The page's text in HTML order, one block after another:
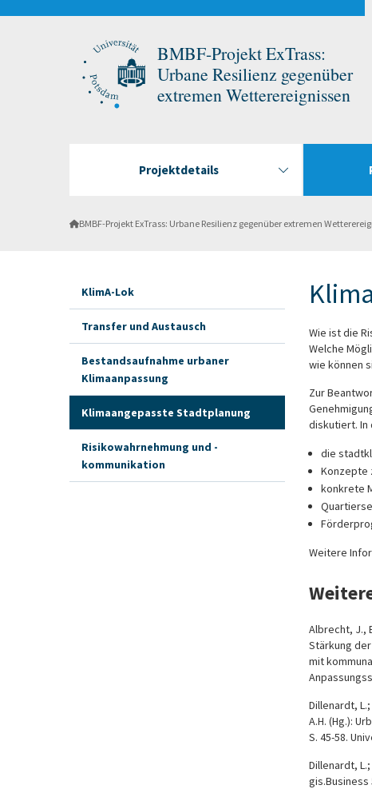
BMBF-Projekt ExTrass:
Urbane Resilienz gegenüber
extremen Wetterereignissen
Projektdetails
BMBF-Projekt ExTrass: Urbane Resilienz gegenüber extremen
KlimA-Lok
Transfer und Austausch
Bestandsaufnahme urbaner
Klimaanpassung
Klimaangepasste Stadtplanung
Risikowahrnehmung und -
kommunikation
Wie ist die
Welche
wie können
Zur
diskutiert. In
die
Konzepte
konkrete
Weitere
Albrecht, J.,
Stärkung
mit
Dillenardt,
A.H. (Hg.):
S. 45-58.
Dillenardt,
gis.Business